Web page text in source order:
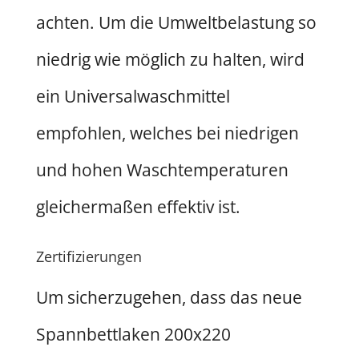
achten. Um die Umweltbelastung so
niedrig wie möglich zu halten, wird
ein Universalwaschmittel
empfohlen, welches bei niedrigen
und hohen Waschtemperaturen
gleichermaßen effektiv ist.
Zertifizierungen
Um sicherzugehen, dass das neue
Spannbettlaken 200x220